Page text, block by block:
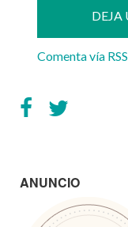
Comenta vía RSS
ANUNCIO